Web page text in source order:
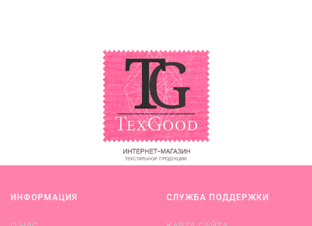
ИНФОРМАЦИЯ СЛУЖБА ПОДДЕРЖКИ